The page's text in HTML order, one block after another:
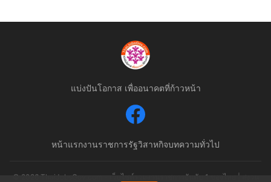
แบ่งปันโอกาส เพื่ออนาคตที่ก้าวหน้า
หน้าแรกงานราชการรัฐวิสาหกิจบทความทั่วไป
© 2026 ThaiJobsGov.com - เว็บไซต์รวมงานราชการอันดับ 1 ของไทย | สงวน